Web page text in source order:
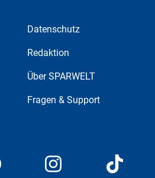
Datenschutz
Redaktion
Über SPARWELT
Fragen & Support